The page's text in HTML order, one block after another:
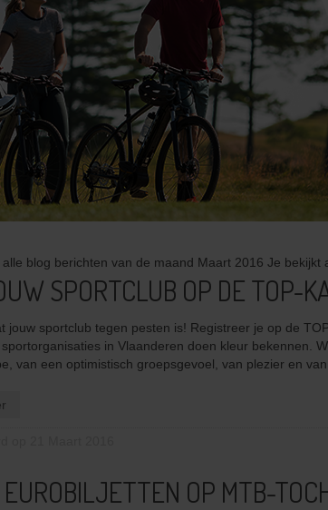
Je bekijkt
SPORTCLUB OP DE TOP-
jouw sportclub tegen pesten is! Registreer je op de
in Vlaanderen doen kleur bekennen.
van een optimistisch groepsgevoel, van plezier en van
OP MTB-